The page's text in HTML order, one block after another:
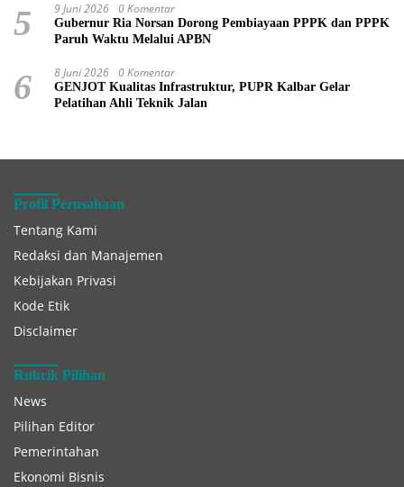
5 9 Juni 2026 0 Komentar
Gubernur Ria Norsan Dorong Pembiayaan PPPK dan PPPK
Paruh Waktu Melalui APBN
6 8 Juni 2026 0 Komentar
GENJOT Kualitas Infrastruktur, PUPR Kalbar Gelar
Pelatihan Ahli Teknik Jalan
Profil Perusahaan
Tentang Kami
Redaksi dan Manajemen
Kebijakan Privasi
Kode Etik
Disclaimer
Rubrik Pilihan
News
Pilihan Editor
Pemerintahan
Ekonomi Bisnis